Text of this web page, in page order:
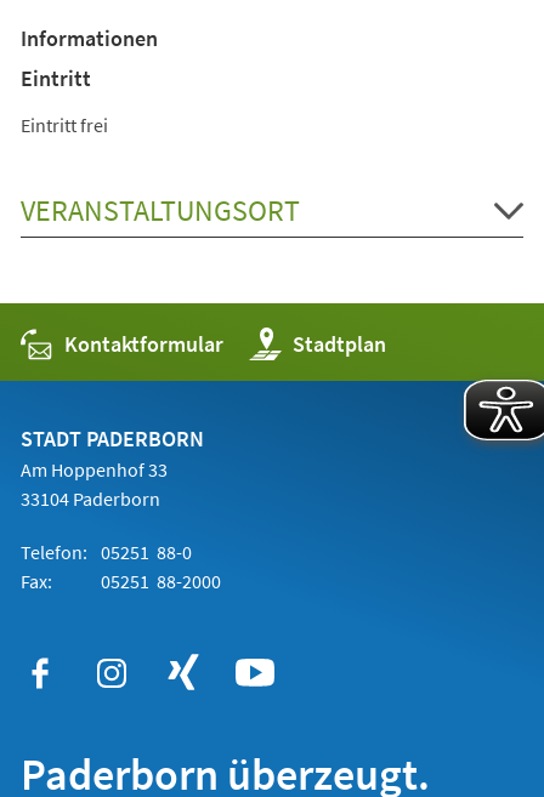
Informationen
Eintritt
Eintritt frei
VERANSTALTUNGSORT
Kontaktformular Stadtplan
(Öffnet
in
einem
STADT PADERBORN
Am Hoppenhof 33
33104 Paderborn
Telefon: 05251 88-0
Fax:
05251 88-2000
Paderborn überzeugt.